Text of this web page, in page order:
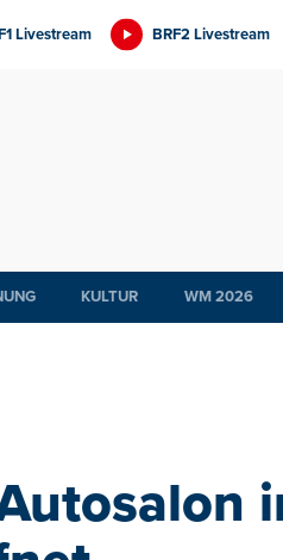
Livestream BRF2 Livestream
KULTUR WM 2026